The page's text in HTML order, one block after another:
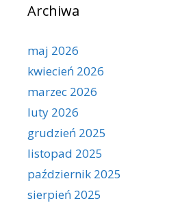
Archiwa
maj 2026
kwiecień 2026
marzec 2026
luty 2026
grudzień 2025
listopad 2025
październik 2025
sierpień 2025